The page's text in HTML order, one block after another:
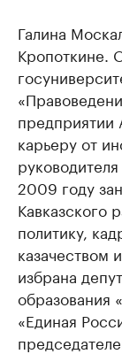
Галина
Кропоткине.
предприятии
карьеру от
2009 году
Кавказского
политику,
казачеством
избрана
образования
«Единая